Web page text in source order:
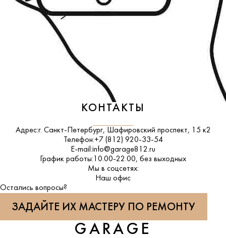
КОНТАКТЫ
Адрес:г. Санкт-Петербург, Шафировский проспект, 15 к2
Телефон:+7 (812) 920-33-54
E-mail:info@garage812.ru
График работы: 10.00-22.00, без выходных
Мы в соцсетях:
ВКонтакте
Наш офис
Остались вопросы?
ЗАДАЙТЕ ИХ МАСТЕРУ ПО РЕМОНТУ
GARAGE